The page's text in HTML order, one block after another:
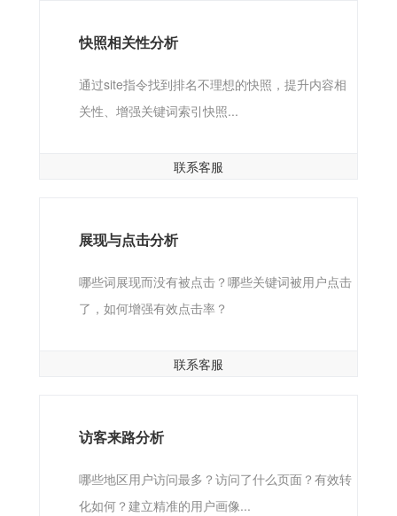
快照相关性分析
通过site指令找到排名不理想的快照，提升内容相
关性、增强关键词索引快照...
联系客服
展现与点击分析
哪些词展现而没有被点击？哪些关键词被用户点击
了，如何增强有效点击率？
联系客服
访客来路分析
哪些地区用户访问最多？访问了什么页面？有效转
化如何？建立精准的用户画像...